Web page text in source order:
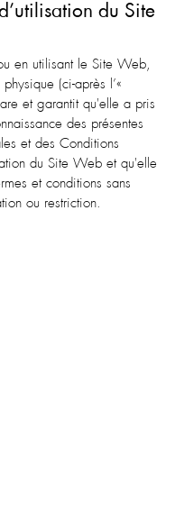
du Site
en utilisant le Site Web,
(ci-après l’«
et garantit qu'elle a pris
des présentes
et des Conditions
du Site Web et qu'elle
et conditions sans
ou restriction.